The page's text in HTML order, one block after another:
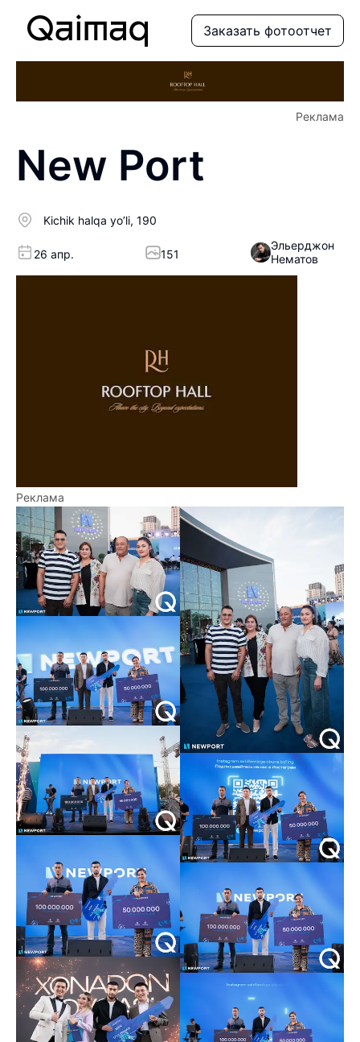
Заказать фотоотчет
Реклама
New Port
Kichik halqa yo’li, 190
26 апр. 151
Эльерджон
Нематов
Реклама